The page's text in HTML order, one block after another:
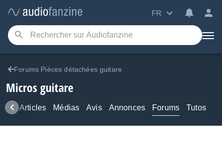
FR
Forums Pièces détachées guitare
Micros guitare
Articles Médias Avis Annonces Forums Tutos